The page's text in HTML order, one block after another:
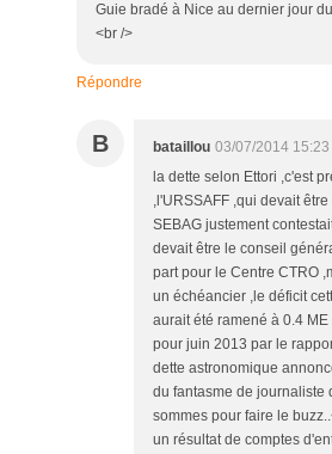
Guie bradé à Nice au dernier jour
<br />
Répondre
B bataillou 03/07/2014 15:23
la dette selon Ettori ,c'est
,l'URSSAFF ,qui devait
SEBAG justement
devait être le conseil
part pour le Centre CTRO
un échéancier ,le déficit
aurait été ramené à 0.4
pour juin 2013 par le
dette astronomique
du fantasme de journaliste
sommes pour faire le
un résultat de comptes